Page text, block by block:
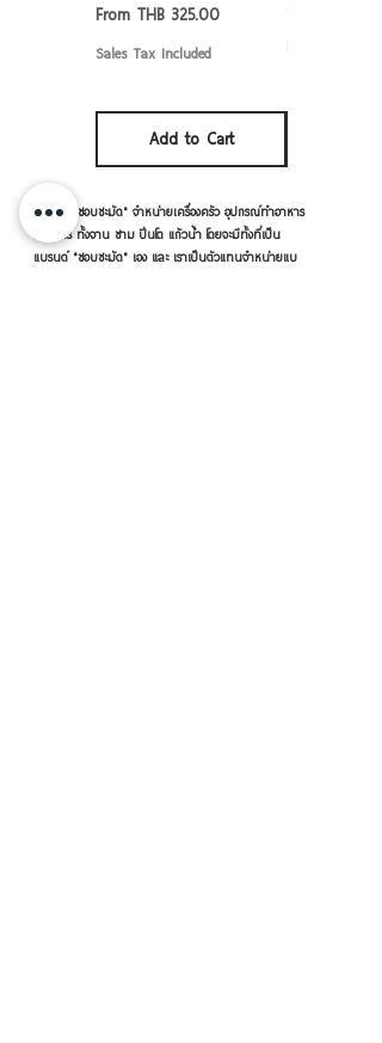
From THB 325.00
Sale Price
Sales Tax Included
Add to Cart
แบรนด์ "ชอบชะมัด" จำหน่ายเครื่องครัว อุปกรณ์ทำอาหาร
ใส่อาหาร ทั้งจาน ชาม ปิ่นโต แก้วน้ำ โดยจะมีทั้งที่เป็น
แบรนด์ "ชอบชะมัด" เอง และ เราเป็นตัวแทนจำหน่ายแบ